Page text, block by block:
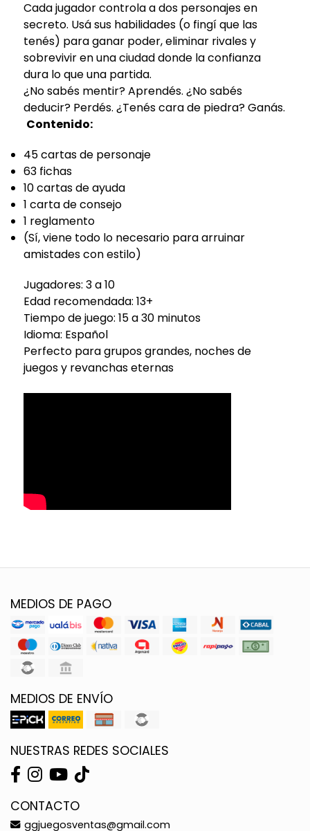
Cada jugador controla a dos personajes en
secreto. Usá sus habilidades (o fingí que las
tenés) para ganar poder, eliminar rivales y
sobrevivir en una ciudad donde la confianza
dura lo que una partida.
¿No sabés mentir? Aprendés. ¿No sabés
deducir? Perdés. ¿Tenés cara de piedra? Ganás.
Contenido:
45 cartas de personaje
63 fichas
10 cartas de ayuda
1 carta de consejo
1 reglamento
(Sí, viene todo lo necesario para arruinar
amistades con estilo)
Jugadores: 3 a 10
Edad recomendada: 13+
Tiempo de juego: 15 a 30 minutos
Idioma: Español
Perfecto para grupos grandes, noches de
juegos y revanchas eternas
MEDIOS DE PAGO
MEDIOS DE ENVÍO
NUESTRAS REDES SOCIALES
CONTACTO
ggjuegosventas@gmail.com